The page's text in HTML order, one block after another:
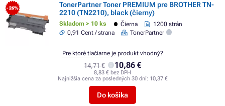
- 26%
TonerPartner Toner PREMIUM pre BROTHER TN-
2210 (TN2210), black (čierny)
Skladom > 10 ks Čierna
1200 strán
0,91 Cent / strana
TonerPartner
14,71 € 10,86 €
8,83 € bez DPH
Najnižšia cena za posledných 30 dní: 10,37 €
Do košíka
Pre ktoré tlačiarne je produkt vhodný?